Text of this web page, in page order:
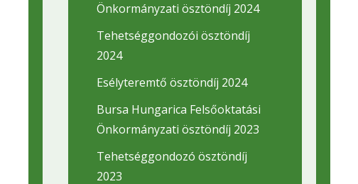
Önkormányzati ösztöndíj 2024
Tehetséggondozói ösztöndíj
2024
Esélyteremtő ösztöndíj 2024
Bursa Hungarica Felsőoktatási
Önkormányzati ösztöndíj 2023
Tehetséggondozó ösztöndíj
2023